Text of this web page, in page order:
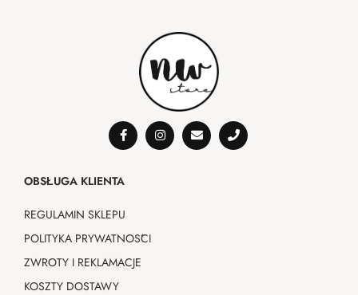
OBSŁUGA KLIENTA
REGULAMIN SKLEPU
POLITYKA PRYWATNOŚCI
ZWROTY I REKLAMACJE
KOSZTY DOSTAWY